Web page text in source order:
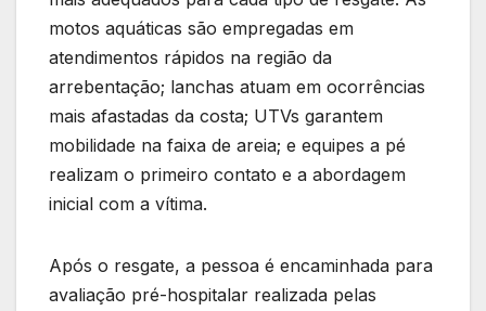
motos aquáticas são empregadas em
atendimentos rápidos na região da
arrebentação; lanchas atuam em ocorrências
mais afastadas da costa; UTVs garantem
mobilidade na faixa de areia; e equipes a pé
realizam o primeiro contato e a abordagem
inicial com a vítima.
Após o resgate, a pessoa é encaminhada para
avaliação pré-hospitalar realizada pelas